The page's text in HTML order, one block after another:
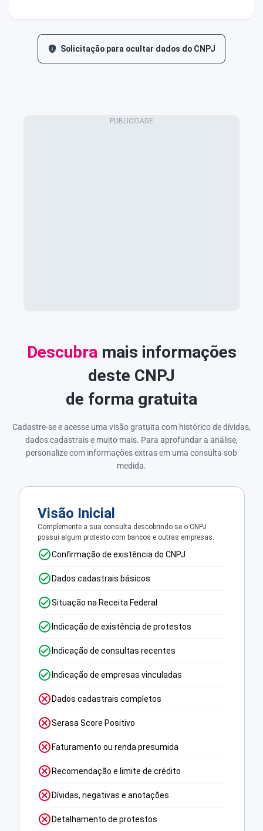
Solicitação para ocultar dados do CNPJ
Descubra mais informações
deste CNPJ
de forma gratuita
Cadastre-se e acesse uma visão gratuita com histórico de dívidas,
dados cadastrais e muito mais. Para aprofundar a análise,
personalize com informações extras em uma consulta sob
medida.
Visão Inicial
Complemente a sua consulta descobrindo se o CNPJ
possui algum protesto com bancos e outras empresas.
Confirmação de existência do CNPJ
Dados cadastrais básicos
Situação na Receita Federal
Indicação de existência de protestos
Indicação de consultas recentes
Indicação de empresas vinculadas
Dados cadastrais completos
Serasa Score Positivo
Faturamento ou renda presumida
Recomendação e limite de crédito
Dívidas, negativas e anotações
Detalhamento de protestos